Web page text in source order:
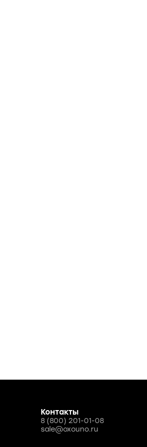
Контакты
8 (800) 201-01-08
sale@oxouno.ru